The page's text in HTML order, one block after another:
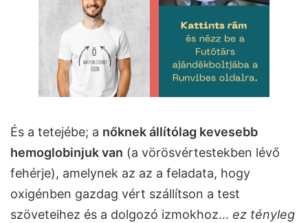
És a tetejébe; a nőknek állítólag kevesebb
hemoglobinjuk van (a vörösvértestekben lévő
fehérje), amelynek az az a feladata, hogy
oxigénben gazdag vért szállítson a test
szöveteihez és a dolgozó izmokhoz… ez tényleg